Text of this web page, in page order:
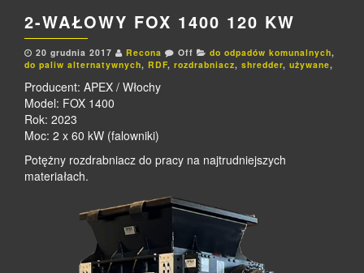
2-WAŁOWY FOX 1400 120 KW
20 grudnia 2017 Recona Off do odpadów komunalnych,
do paliw alternatywnych, RDF, rozdrabniacz, shredder, używane,
Producent: APEX / Włochy
Model: FOX 1400
Rok: 2023
Moc: 2 x 60 kW (falowniki)
Potężny rozdrabniacz do pracy na najtrudniejszych
materiałach.